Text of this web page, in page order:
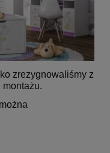
zrezygnowaliśmy z
montażu.